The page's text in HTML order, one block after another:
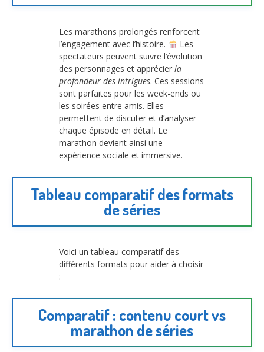
Les marathons prolongés renforcent
l’engagement avec l’histoire.
Les
spectateurs peuvent suivre l’évolution
des personnages et apprécier la
profondeur des intrigues. Ces sessions
sont parfaites pour les week-ends ou
les soirées entre amis. Elles
permettent de discuter et d’analyser
chaque épisode en détail. Le
marathon devient ainsi une
expérience sociale et immersive.
Tableau comparatif des formats
de séries
Voici un tableau comparatif des
différents formats pour aider à choisir
:
Comparatif : contenu court vs
marathon de séries